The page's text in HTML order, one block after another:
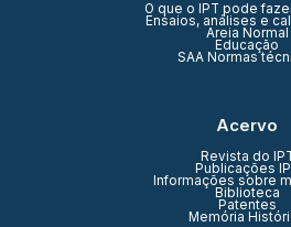
O que o IPT pode
Ensaios, análises e
Areia Normal
Educação
SAA Normas
Acervo
Revista do
Publicações
Informações sobre
Biblioteca
Patentes
Memória